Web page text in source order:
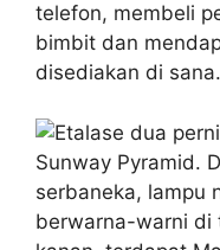
telefon, membeli
bimbit dan
disediakan di sana.